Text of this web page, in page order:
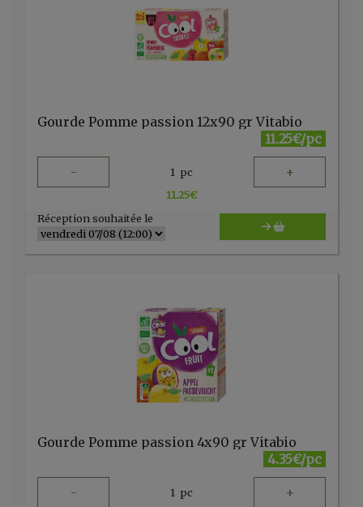
Gourde Pomme passion 12x90 gr Vitabio
11.25€/pc
- 1 pc +
11.25€
Réception souhaitée le
Gourde Pomme passion 4x90 gr Vitabio
4.35€/pc
- 1 pc +